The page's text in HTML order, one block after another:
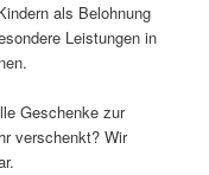
als Belohnung
Leistungen in
Geschenke zur
verschenkt? Wir